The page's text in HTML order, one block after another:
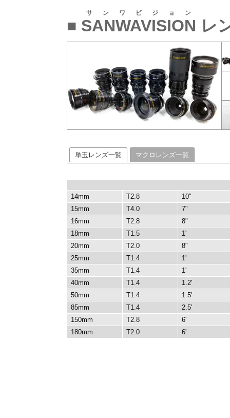
■ SANWAVISION
サンワビジョン
レ
単玉レンズ一覧 マクロレンズ一覧
14mm T2.8
10"
15mm
T4.0
7"
16mm
T2.8
8"
18mm
T1.5
1'
20mm
T2.0
8"
25mm
T1.4
1'
35mm
T1.4
1'
40mm
T1.4
1.2'
50mm
T1.4
1.5'
85mm
T1.4
2.5'
150mm
T2.8
6'
180mm
T2.0 6'